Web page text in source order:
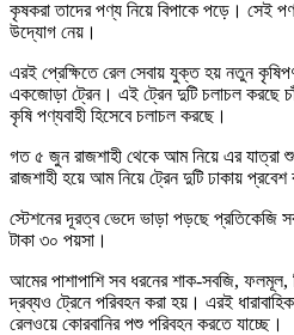
কৃষকরা তাদের পণ্য নিয়ে বিপাকে পড়ে। সেই
উদ্যোগ নেয়।
এরই প্রেক্ষিতে রেল সেবায় যুক্ত হয় নতুন
একজোড়া ট্রেন। এই ট্রেন দুটি চলাচল করছে
কৃষি পণ্যবাহী হিসেবে চলাচল করছে।
গত ৫ জুন রাজশাহী থেকে আম নিয়ে এর যাত্রা
রাজশাহী হয়ে আম নিয়ে ট্রেন দুটি ঢাকায় প্রবেশ
স্টেশনের দূরত্ব ভেদে ভাড়া পড়ছে প্রতিকেজি
টাকা ৩০ পয়সা।
আমের পাশাপাশি সব ধরনের শাক-সবজি,
দ্রব্যও ট্রেনে পরিবহন করা হয়। এরই
রেলওয়ে কোরবানির পশু পরিবহন করতে যাচ্ছে।